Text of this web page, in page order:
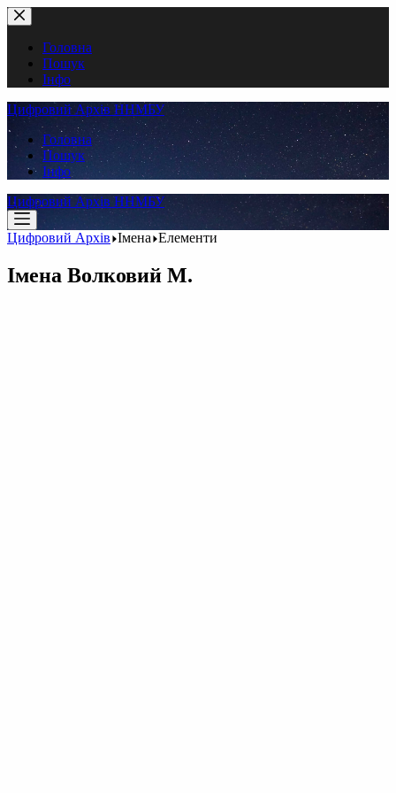
Перейти
до
вмістуГоловна
Пошук
Інфо
Цифровий Архів ННМБУ
Головна
Пошук
Інфо
Цифровий Архів ННМБУ
Цифровий Архів Імена Елементи
Імена Волковий М.